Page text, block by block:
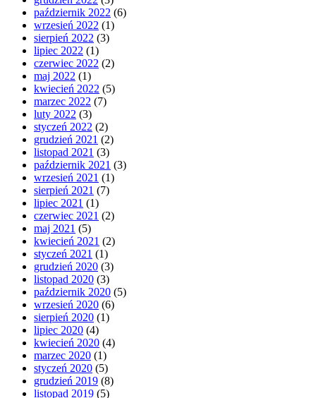
październik 2022 (6)
wrzesień 2022 (1)
sierpień 2022 (3)
lipiec 2022 (1)
czerwiec 2022 (2)
maj 2022 (1)
kwiecień 2022 (5)
marzec 2022 (7)
luty 2022 (3)
styczeń 2022 (2)
grudzień 2021 (2)
listopad 2021 (3)
październik 2021 (3)
wrzesień 2021 (1)
sierpień 2021 (7)
lipiec 2021 (1)
czerwiec 2021 (2)
maj 2021 (5)
kwiecień 2021 (2)
styczeń 2021 (1)
grudzień 2020 (3)
listopad 2020 (3)
październik 2020 (5)
wrzesień 2020 (6)
sierpień 2020 (1)
lipiec 2020 (4)
kwiecień 2020 (4)
marzec 2020 (1)
styczeń 2020 (5)
grudzień 2019 (8)
listopad 2019 (5)